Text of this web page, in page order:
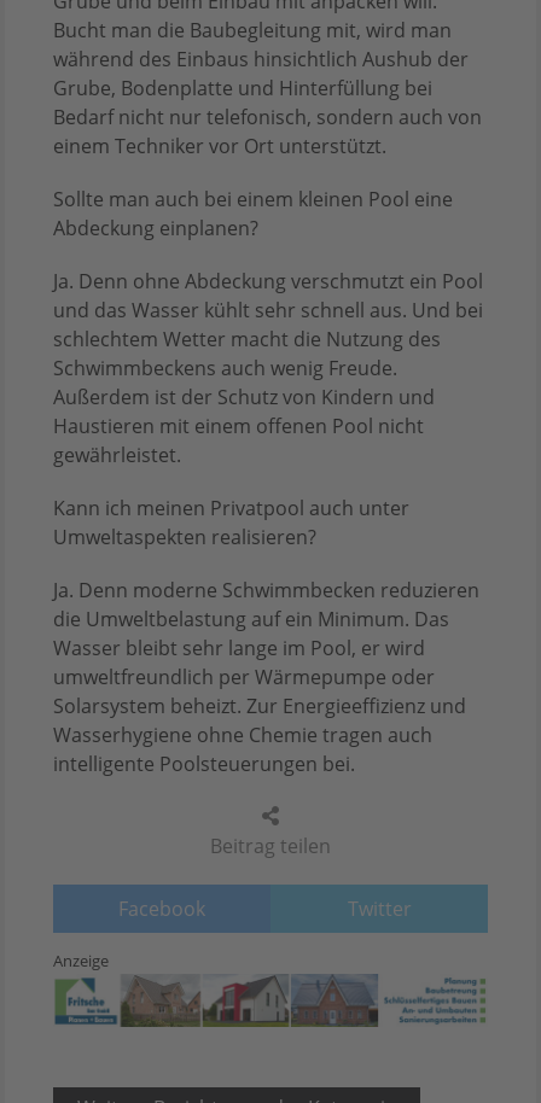
Beitrag teilen
Facebook Twitter
Bucht man die Baubegleitung mit, wird man
während des Einbaus hinsichtlich Aushub der
Grube, Bodenplatte und Hinterfüllung bei
Bedarf nicht nur telefonisch, sondern auch von
einem Techniker vor Ort unterstützt.
Sollte man auch bei einem kleinen Pool eine
Abdeckung einplanen?
Ja. Denn ohne Abdeckung verschmutzt ein Pool
und das Wasser kühlt sehr schnell aus. Und bei
schlechtem Wetter macht die Nutzung des
Schwimmbeckens auch wenig Freude.
Außerdem ist der Schutz von Kindern und
Haustieren mit einem offenen Pool nicht
gewährleistet.
Kann ich meinen Privatpool auch unter
Umweltaspekten realisieren?
Ja. Denn moderne Schwimmbecken reduzieren
die Umweltbelastung auf ein Minimum. Das
Wasser bleibt sehr lange im Pool, er wird
umweltfreundlich per Wärmepumpe oder
Solarsystem beheizt. Zur Energieeffizienz und
Wasserhygiene ohne Chemie tragen auch
intelligente Poolsteuerungen bei.
Anzeige